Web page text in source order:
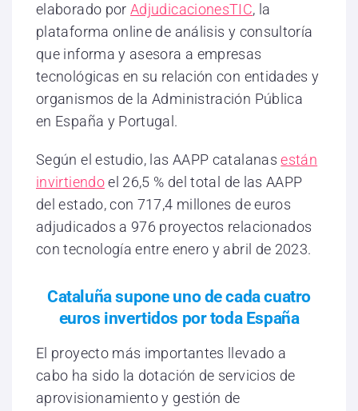
elaborado porAdjudicacionesTIC, la
plataforma online de análisis y consultoría
que informa y asesora a empresas
tecnológicas en su relación con entidades y
organismos de la Administración Pública
en España y Portugal.
Según el estudio, las AAPP catalanasestán
invirtiendoel 26,5 % del total de las AAPP
del estado, con 717,4 millones de euros
adjudicados a 976 proyectos relacionados
con tecnología entre enero y abril de 2023.
Cataluña supone uno de cada cuatro
euros invertidos por toda España
El proyecto más importantes llevado a
cabo ha sido la dotación de servicios de
aprovisionamiento y gestión de